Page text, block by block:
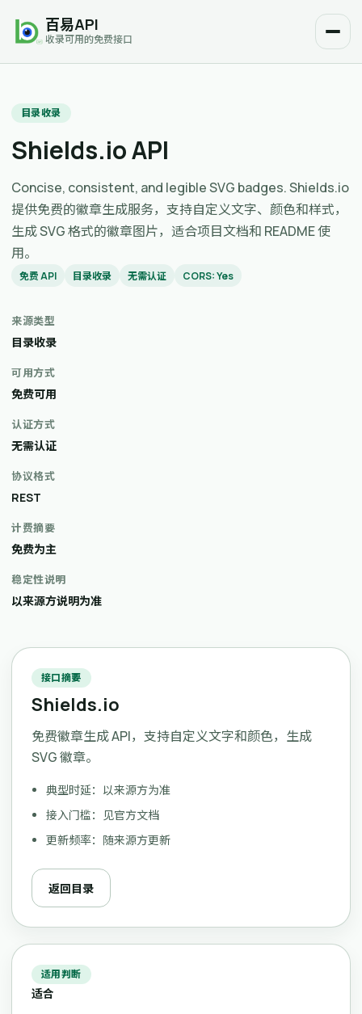
百易API
收录可用的免费接口
目录收录
Shields.io API
Concise, consistent, and legible SVG badges. Shields.io
提供免费的徽章生成服务，支持自定义文字、颜色和样式，
生成 SVG 格式的徽章图片，适合项目文档和 README 使
用。
免费 API 目录收录 无需认证 CORS: Yes
来源类型
目录收录
可用方式
免费可用
认证方式
无需认证
协议格式
REST
计费摘要
免费为主
稳定性说明
以来源方说明为准
接口摘要
Shields.io
免费徽章生成 API，支持自定义文字和颜色，生成
SVG 徽章。
典型时延：以来源方为准
接入门槛：见官方文档
更新频率：随来源方更新
返回目录
适用判断
适合